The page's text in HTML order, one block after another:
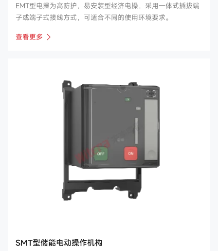
EMT型电操为高防护，易安装型经济电操，采用一体式插拔端
子或端子式接线方式，可适合不同的使用环境要求。
查看更多
SMT型储能电动操作机构